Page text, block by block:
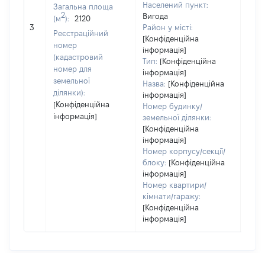
3
Загальна площа
(м2):
2120
Реєстраційний
номер
(кадастровий
номер для
земельної
ділянки):
[Конфіденційна
інформація]
Населений пункт:
Вигода
Район у місті:
[Конфіденційна
інформація]
Тип: [Конфіденційна
інформація]
Назва: [Конфіденційна
інформація]
Номер будинку/
земельної ділянки:
[Конфіденційна
інформація]
Номер корпусу/секції/
блоку: [Конфіденційна
інформація]
Номер квартири/
кімнати/гаражу:
[Конфіденційна
інформація]